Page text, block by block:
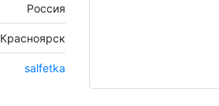
Россия
Красноярск
salfetka